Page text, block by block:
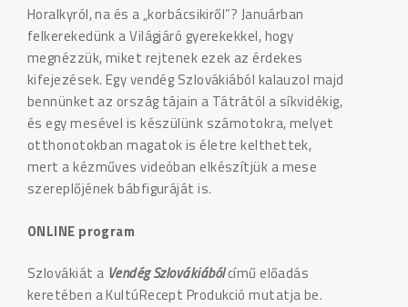
Horalkyról, na és a „korbácsikiről”? Januárban
felkerekedünk a Világjáró gyerekekkel, hogy
megnézzük, miket rejtenek ezek az érdekes
kifejezések. Egy vendég Szlovákiából kalauzol majd
bennünket az ország tájain a Tátrától a síkvidékig,
és egy mesével is készülünk számotokra, melyet
otthonotokban magatok is életre kelthettek,
mert a kézműves videóban elkészítjük a mese
szereplőjének bábfiguráját is.
ONLINE program
Szlovákiát a Vendég Szlovákiábólcímű előadás
keretében a KultúRecept Produkció mutatja be.